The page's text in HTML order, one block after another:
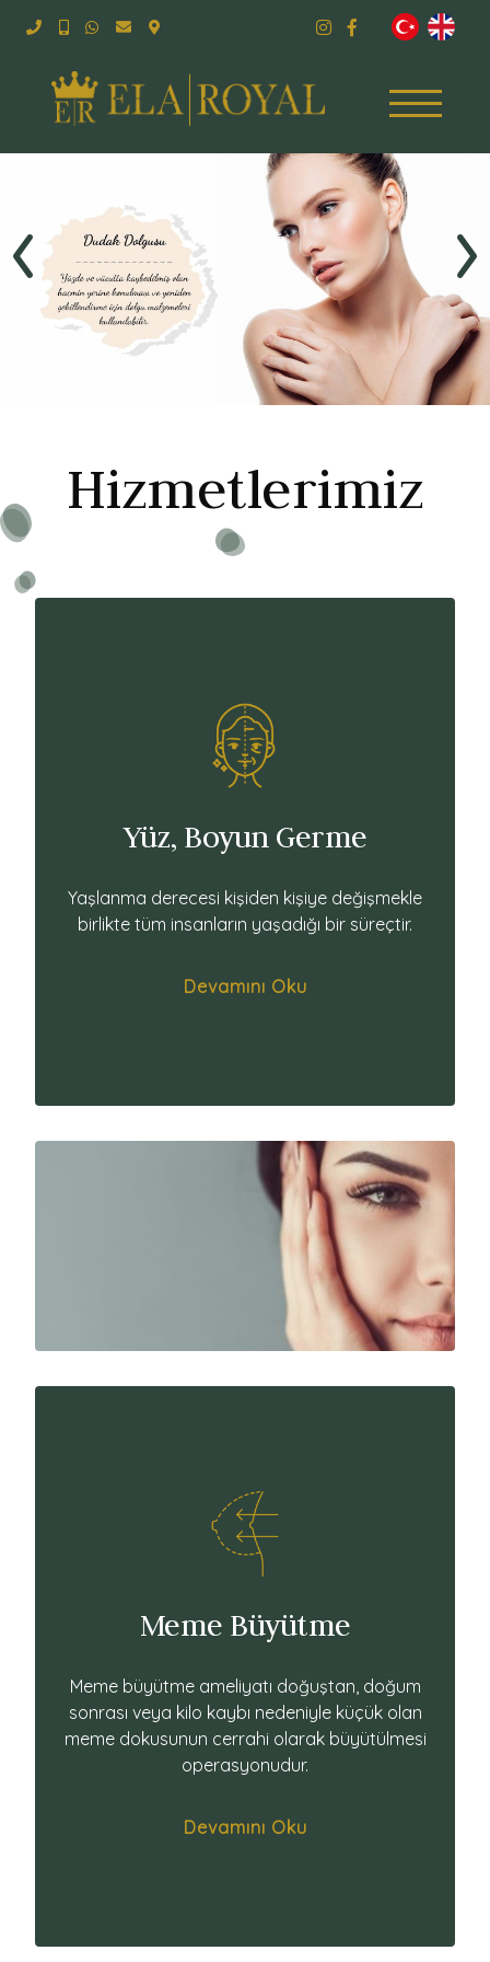
‹ ›
Hizmetlerimiz
Yüz, Boyun Germe
Yaşlanma derecesi kişiden kişiye değişmekle
birlikte tüm insanların yaşadığı bir süreçtir.
Devamını Oku
Meme Büyütme
Meme büyütme ameliyatı doğuştan, doğum
sonrası veya kilo kaybı nedeniyle küçük olan
meme dokusunun cerrahi olarak büyütülmesi
operasyonudur.
Devamını Oku